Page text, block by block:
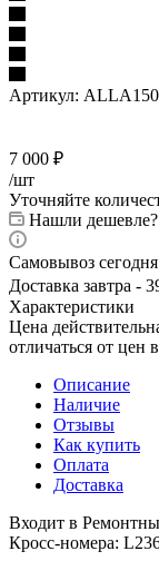
Артикул:
7 000 ₽
/шт
Уточняйте
Нашли дешевле?
Самовывоз
Доставка завтра -
Характеристики
Цена
отличаться от цен
Описание
Наличие
Отзывы
Как купить
Оплата
Доставка
Входит в
Кросс-номера: